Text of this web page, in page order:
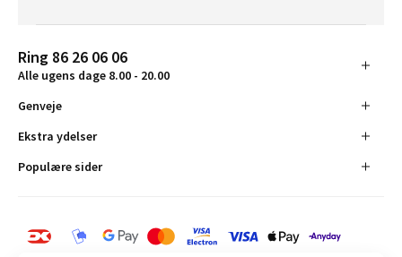
Ring 86 26 06 06
Alle ugens dage 8.00 - 20.00
Genveje
Ekstra ydelser
Populære sider